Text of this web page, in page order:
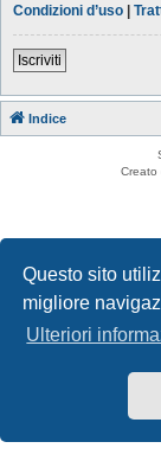
Questo sito
migliore
Ulteriori
Condizioni d’uso |
Iscriviti
Indice
Creato